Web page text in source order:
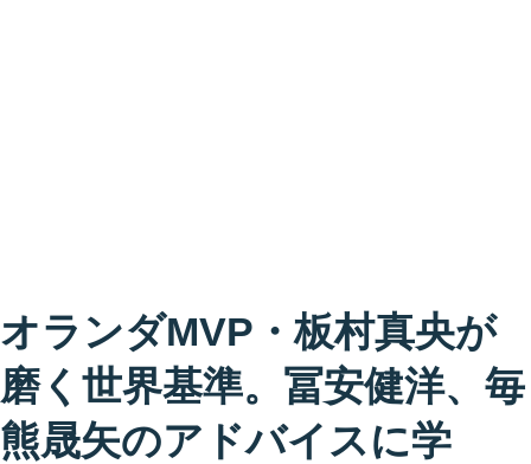
オランダMVP・板村真央が
磨く世界基準。冨安健洋、毎
熊晟矢のアドバイスに学